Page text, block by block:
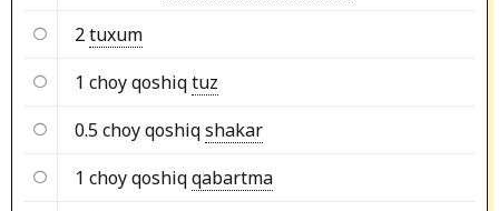
2tuxum
1 choy qoshiqtuz
0.5 choy qoshiqshakar
1 choy qoshiqqabartma